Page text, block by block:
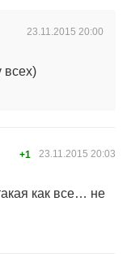
23.11.2015 20:00
всех)
23.11.2015 20:03
+1
как все… не